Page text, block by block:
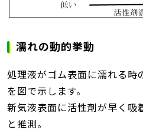
濡れの動的挙動
処理液がゴム表面に濡れる時
を図で示します。
新気液表面に活性剤が早く吸
と推測。